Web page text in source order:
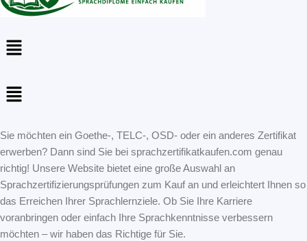
Menu
Menu
Sie möchten ein Goethe-, TELC-, OSD- oder ein anderes Zertifikat
erwerben? Dann sind Sie bei sprachzertifikatkaufen.com genau
richtig! Unsere Website bietet eine große Auswahl an
Sprachzertifizierungsprüfungen zum Kauf an und erleichtert Ihnen so
das Erreichen Ihrer Sprachlernziele. Ob Sie Ihre Karriere
voranbringen oder einfach Ihre Sprachkenntnisse verbessern
möchten – wir haben das Richtige für Sie.